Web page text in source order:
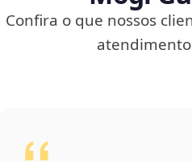
Confira o que nossos